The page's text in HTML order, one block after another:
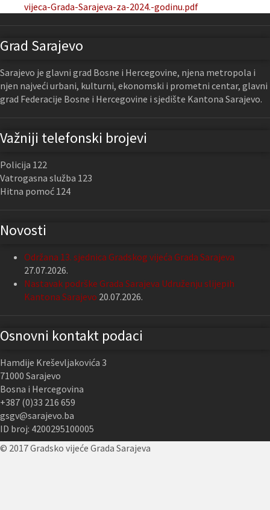
vijeca-Grada-Sarajeva-za-2024.-godinu.pdf
Grad Sarajevo
Sarajevo je glavni grad Bosne i Hercegovine, njena metropola i
njen najveći urbani, kulturni, ekonomski i prometni centar, glavni
grad Federacije Bosne i Hercegovine i sjedište Kantona Sarajevo.
Važniji telefonski brojevi
Policija 122
Vatrogasna služba 123
Hitna pomoć 124
Novosti
Održana 13. sjednica Gradskog vijeća Grada Sarajeva
27.07.2026.
Nastavak podrške Grada Sarajeva Udruženju slijepih
Kantona Sarajevo 20.07.2026.
Osnovni kontakt podaci
Hamdije Kreševljakovića 3
71000 Sarajevo
Bosna i Hercegovina
+387 (0)33 216 659
gsgv@sarajevo.ba
ID broj: 4200295100005
© 2017 Gradsko vijeće Grada Sarajeva